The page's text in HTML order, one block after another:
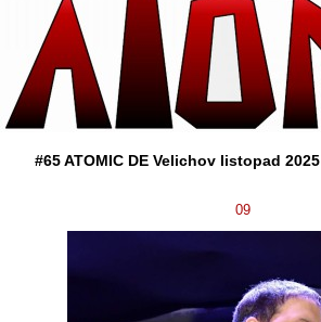
#65 ATOMIC DE Velichov listopad 2025
09